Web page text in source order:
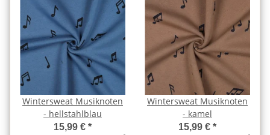
Wintersweat Musiknoten
- hellstahlblau
15,99 € *
Wintersweat Musiknoten
- kamel
15,99 € *